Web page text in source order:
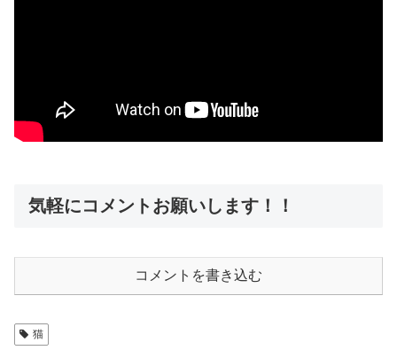
気軽にコメントお願いします！！
コメントを書き込む
猫